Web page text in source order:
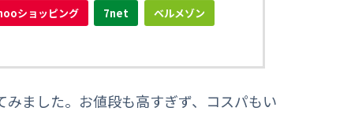
ショッピング 7net ベルメゾン
ました。お値段も高すぎず、コスパもい